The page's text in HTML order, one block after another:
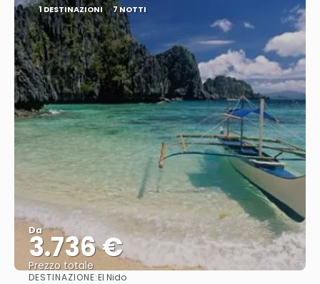
1 DESTINAZIONI 7 NOTTI
Da
3.736 €
Prezzo totale
DESTINAZIONE:El Nido